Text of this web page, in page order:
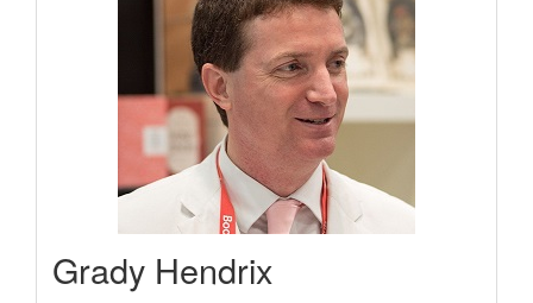
Grady Hendrix